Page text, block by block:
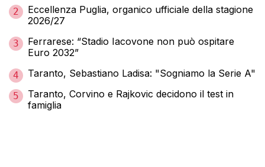
2
Eccellenza Puglia, organico ufficiale della stagione
2026/27
3
Ferrarese: “Stadio Iacovone non può ospitare
Euro 2032”
4 Taranto, Sebastiano Ladisa: "Sogniamo la Serie A"
5
Taranto, Corvino e Rajkovic decidono il test in
famiglia